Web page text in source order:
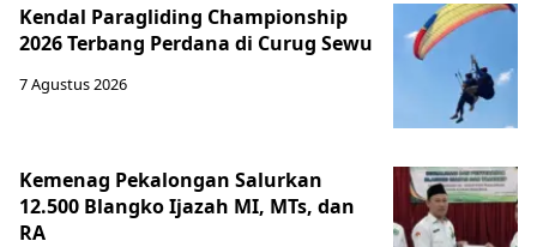
Kendal Paragliding Championship
2026 Terbang Perdana di Curug Sewu
7 Agustus 2026
Kemenag Pekalongan Salurkan
12.500 Blangko Ijazah MI, MTs, dan
RA